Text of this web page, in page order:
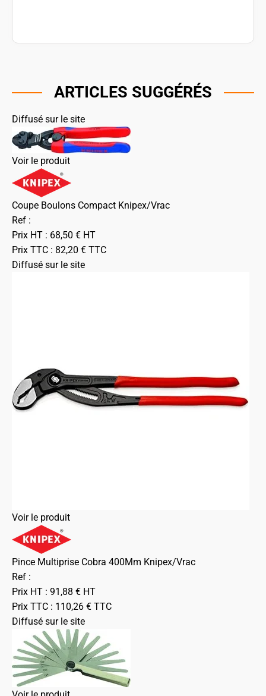
ARTICLES SUGGÉRÉS
Diffusé sur le site
Voir le produit
Coupe Boulons Compact Knipex/Vrac
Ref :
Prix HT : 68,50 € HT
Prix TTC : 82,20 € TTC
Diffusé sur le site
Voir le produit
Pince Multiprise Cobra 400Mm Knipex/Vrac
Ref :
Prix HT : 91,88 € HT
Prix TTC : 110,26 € TTC
Diffusé sur le site